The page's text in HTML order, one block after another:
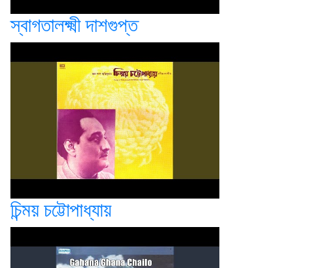
স্বাগতালক্ষ্মী দাশগুপ্ত
চিন্ময় চট্টোপাধ্যায়